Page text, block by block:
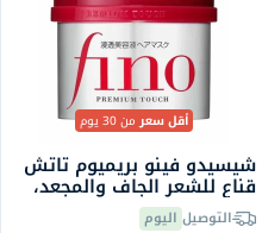
أقل سعرمن 30 يوم
شيسيدو فينو بريميوم تاتش
قناع للشعر الجاف والمجعد،
230 جرامالتوصيل اليوم